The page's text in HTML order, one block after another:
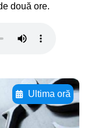
două ore.
Ultima oră
pentru